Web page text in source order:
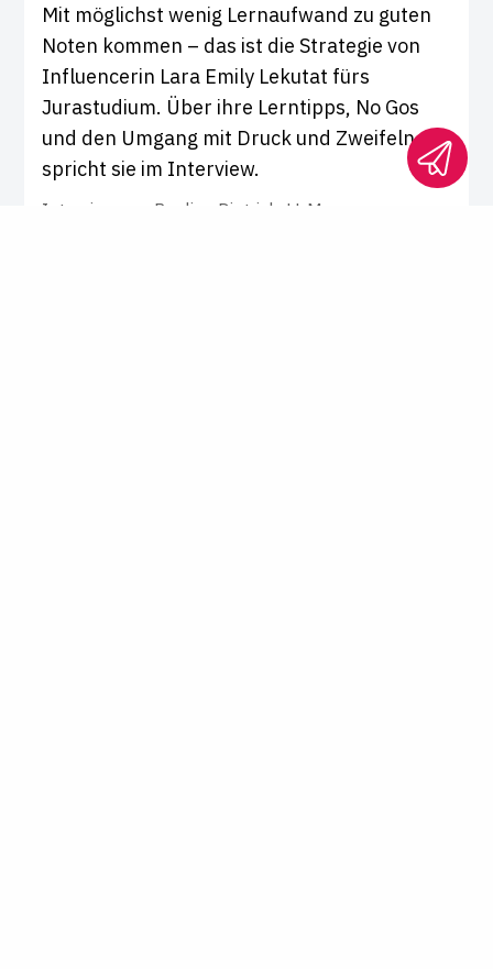
Mit möglichst wenig Lernaufwand zu guten
Noten kommen – das ist die Strategie von
Influencerin Lara Emily Lekutat fürs
Jurastudium. Über ihre Lerntipps, No Gos
und den Umgang mit Druck und Zweifeln
spricht sie im Interview.
Interview von Pauline Dietrich, LL.M.